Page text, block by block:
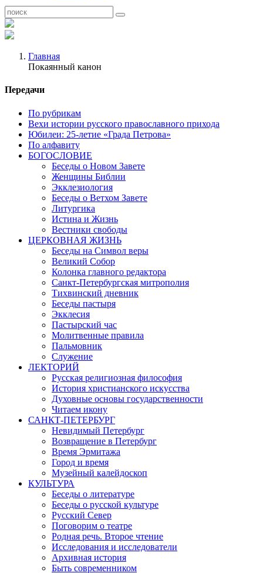
Главная
Покаянный канон
Передачи
По рубрикам
Вехи истории русского православного прихода
Юбилеи: 25-летие «Града Петрова»
По алфавиту
БОГОСЛОВИЕ
Беседы о Новом Завете
Женщины Библии
Экклезиология
Беседы о Ветхом Завете
Литургика
Истина и Жизнь
Вестники свободы
ЦЕРКОВНАЯ ЖИЗНЬ
Беседы на Символ веры
Великий Собор
Колонка главного редактора
Санкт-Петербургская митрополия
Тихвинский дневник
Беседы пастыря
Экклесия
Пастырский час
Молитвенные правила
Пальмовник
Служение
ЛЕКТОРИЙ
Русская религиозная философия
История христианского искусства
Духовные основы государственности
Читаем икону
САНКТ-ПЕТЕРБУРГ
Невидимый Петербург
Возвращение в Петербург
Время Эрмитажа
Город и время
Музейный калейдоскоп
КУЛЬТУРА
Беседы о литературе
Беседы о русской культуре
Русский Север
Поговорим о театре
Родная речь. Второе чтение
Исследования и исследователи
Архивная история
Быть современником